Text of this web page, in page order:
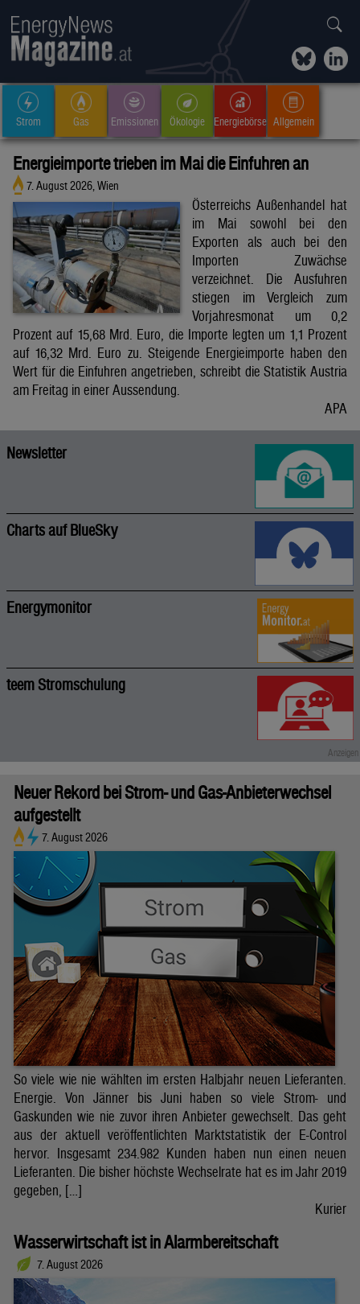
Strom Gas Emissionen Ökologie Energiebörse Allgemein
Energieimporte trieben im Mai die Einfuhren an
7. August 2026, Wien
Österreichs Außenhandel hat
im Mai sowohl bei den
Exporten als auch bei den
Importen Zuwächse
verzeichnet. Die Ausfuhren
stiegen im Vergleich zum
Vorjahresmonat um 0,2
Prozent auf 15,68 Mrd. Euro, die Importe legten um 1,1 Prozent
auf 16,32 Mrd. Euro zu. Steigende Energieimporte haben den
Wert für die Einfuhren angetrieben, schreibt die Statistik Austria
am Freitag in einer Aussendung.
APA
Newsletter
Charts auf BlueSky
Energymonitor
teem Stromschulung
Neuer Rekord bei Strom- und Gas-Anbieterwechsel
aufgestellt
7. August 2026
So viele wie nie wählten im ersten Halbjahr neuen Lieferanten.
Energie. Von Jänner bis Juni haben so viele Strom- und
Gaskunden wie nie zuvor ihren Anbieter gewechselt. Das geht
aus der aktuell veröffentlichten Marktstatistik der E-Control
hervor. Insgesamt 234.982 Kunden haben nun einen neuen
Lieferanten. Die bisher höchste Wechselrate hat es im Jahr 2019
gegeben, […]
Kurier
Wasserwirtschaft ist in Alarmbereitschaft
7. August 2026